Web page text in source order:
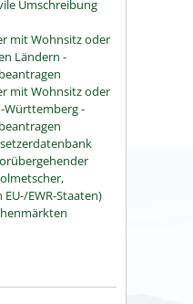
Umschreibung
mit Wohnsitz oder
Ländern -
mit Wohnsitz oder
Württemberg -
EWR-Staaten)